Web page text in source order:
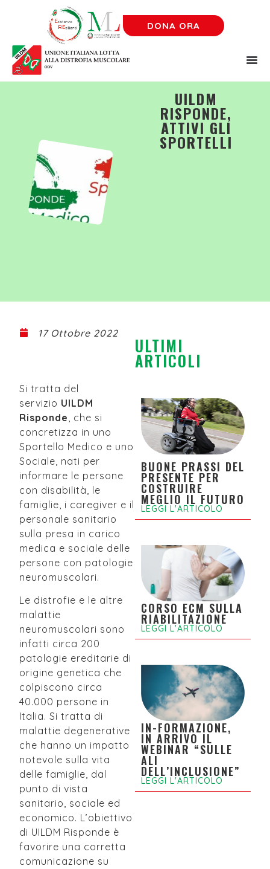
DONA ORA
UILDM
RISPONDE,
ATTIVI GLI
SPORTELLI
17 Ottobre 2022
Si tratta del
servizio UILDM
Risponde, che si
concretizza in uno
Sportello Medico e uno
Sociale, nati per
informare le persone
con disabilità, le
famiglie, i caregiver e il
personale sanitario
sulla presa in carico
medica e sociale delle
persone con patologie
neuromuscolari.
Le distrofie e le altre
malattie
neuromuscolari sono
infatti circa 200
patologie ereditarie di
origine genetica che
colpiscono circa
40.000 persone in
Italia. Si tratta di
malattie degenerative
che hanno un impatto
notevole sulla vita
delle famiglie, dal
punto di vista
sanitario, sociale ed
economico. L’obiettivo
di UILDM Risponde è
favorire una corretta
comunicazione su
ULTIMI
ARTICOLI
BUONE PRASSI DEL
PRESENTE PER
COSTRUIRE
MEGLIO IL FUTURO
LEGGI L'ARTICOLO
CORSO ECM SULLA
RIABILITAZIONE
LEGGI L'ARTICOLO
IN-FORMAZIONE,
IN ARRIVO IL
WEBINAR “SULLE
ALI
DELL’INCLUSIONE”
LEGGI L'ARTICOLO